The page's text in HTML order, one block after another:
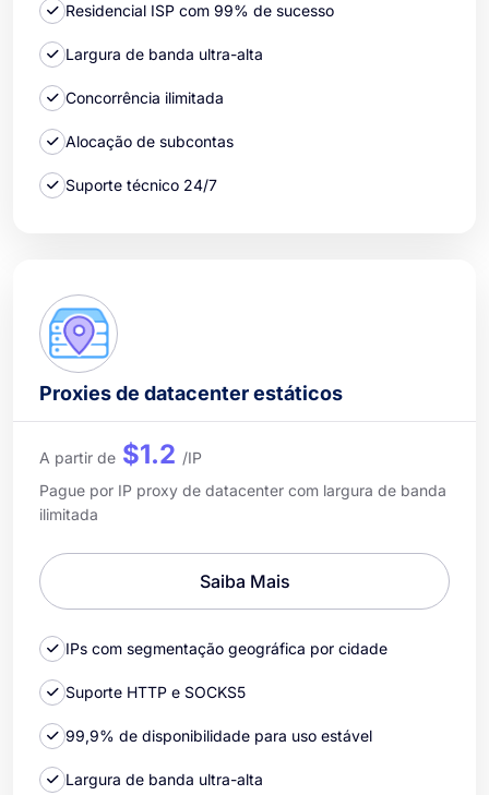
Residencial ISP com 99% de sucesso
Largura de banda ultra-alta
Concorrência ilimitada
Alocação de subcontas
Suporte técnico 24/7
Proxies de datacenter estáticos
A partir de $1.2 /IP
Pague por IP proxy de datacenter com largura de banda
ilimitada
Saiba Mais
IPs com segmentação geográfica por cidade
Suporte HTTP e SOCKS5
99,9% de disponibilidade para uso estável
Largura de banda ultra-alta